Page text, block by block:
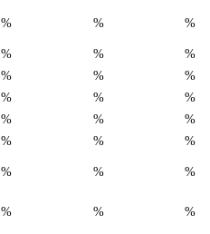
% % %
% %
%
% %
%
% %
%
% %
%
% %
%
% % %
% % %